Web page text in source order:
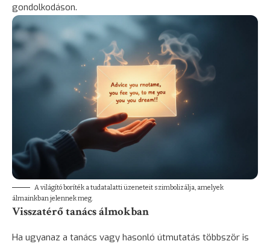
gondolkodáson.
A világító boríték a tudatalatti üzeneteit szimbolizálja, amelyek
álmainkban jelennek meg.
Visszatérő tanács álmokban
Ha ugyanaz a tanács vagy hasonló útmutatás többször is